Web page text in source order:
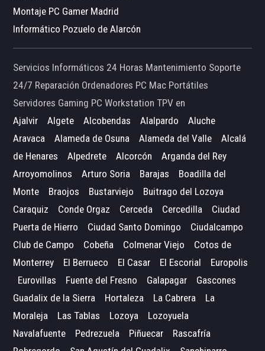
Montaje PC Gamer Madrid
Informático Pozuelo de Alarcón
Servicios Informáticos 24 Horas Mantenimiento Soporte
24/7 Reparación Ordenadores PC Mac Portátiles
Servidores Gaming PC Workstation TPV en
Ajalvir
Algete Alcobendas Alalpardo
Aluche
Aravaca
Alameda de Osuna Alameda del Valle
Alcalá
de Henares
Alpedrete Alcorcón
Arganda del Rey
Arroyomolinos
Arturo Soria Barajas
Boadilla del
Monte
Braojos Bustarviejo
Buitrago del Lozoya
Caraquiz
Conde Orgaz Cerceda Cercedilla
Ciudad
Puerta de Hierro
Ciudad Santo Domingo
Ciudalcampo
Club de Campo
Cobeña Colmenar Viejo
Cotos de
Monterrey
El Berrueco El Casar El Escorial
Europolis
Eurovillas
Fuente del Fresno Galapagar
Gascones
Guadalix de la Sierra
Hortaleza La Cabrera
La
Moraleja
Las Tablas Lozoya
Lozoyuela
Navalafuente
Pedrezuela Piñuecar
Rascafría